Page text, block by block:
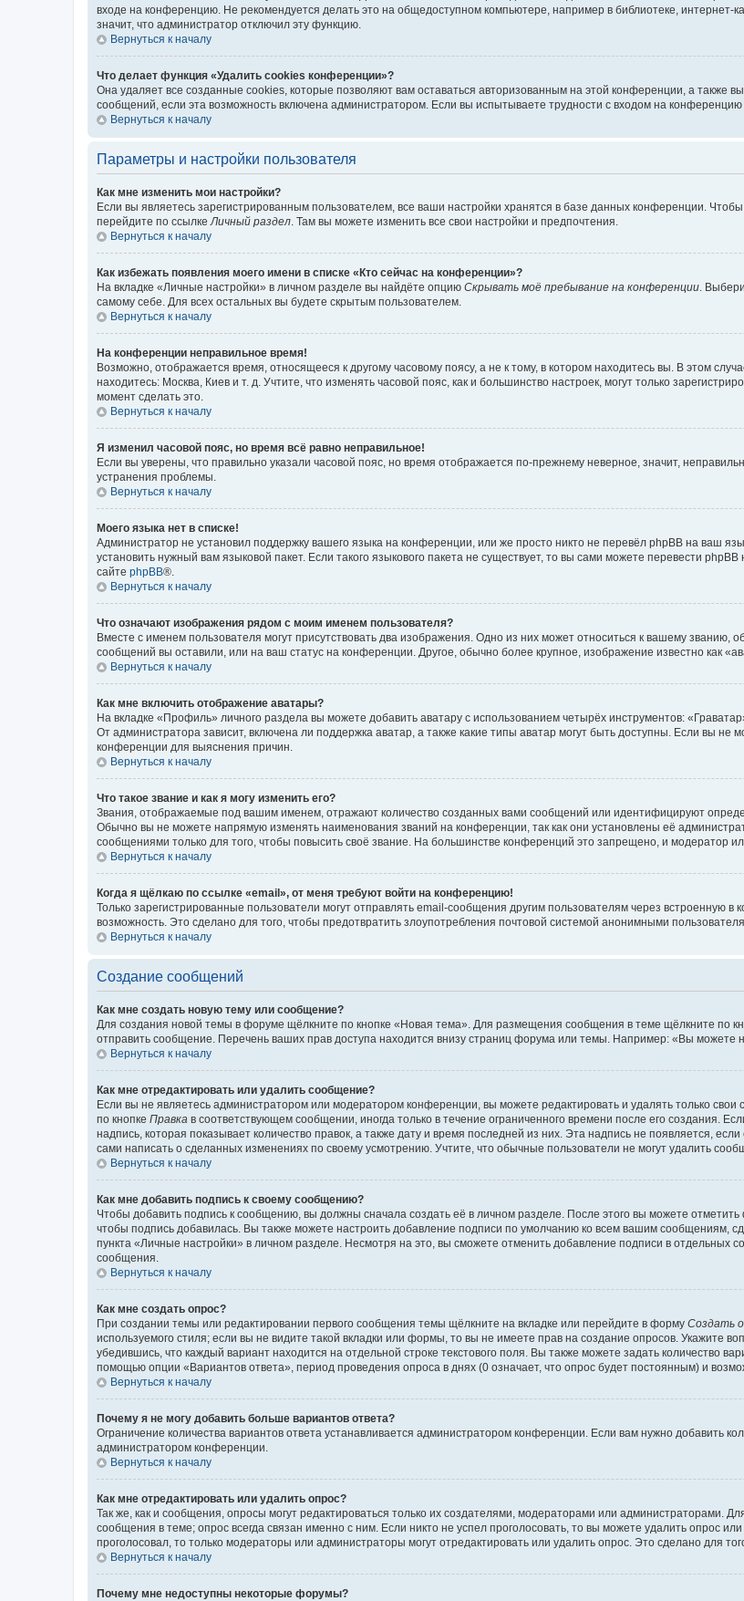
входе на конференцию. Не рекомендуется делать это на общедоступном компьютере, например в библиотеке, интернет-
значит, что администратор отключил эту функцию.
Вернуться к началу
Что делает функция «Удалить cookies конференции»?
Она удаляет все созданные cookies, которые позволяют вам оставаться авторизованным на этой конференции, а также
сообщений, если эта возможность включена администратором. Если вы испытываете трудности с входом на
Вернуться к началу
Параметры и настройки пользователя
Как мне изменить мои настройки?
Если вы являетесь зарегистрированным пользователем, все ваши настройки хранятся в базе данных конференции.
перейдите по ссылке Личный раздел . Там вы можете изменить все свои настройки и предпочтения.
Вернуться к началу
Как избежать появления моего имени в списке «Кто сейчас на конференции»?
На вкладке «Личные настройки» в личном разделе вы найдёте опцию Скрывать моё пребывание на конференции .
самому себе. Для всех остальных вы будете скрытым пользователем.
Вернуться к началу
На конференции неправильное время!
Возможно, отображается время, относящееся к другому часовому поясу, а не к тому, в котором находитесь вы. В этом
находитесь: Москва, Киев и т. д. Учтите, что изменять часовой пояс, как и большинство настроек, могут только
момент сделать это.
Вернуться к началу
Я изменил часовой пояс, но время всё равно неправильное!
Если вы уверены, что правильно указали часовой пояс, но время отображается по-прежнему неверное, значит,
устранения проблемы.
Вернуться к началу
Моего языка нет в списке!
Администратор не установил поддержку вашего языка на конференции, или же просто никто не перевёл phpBB на ваш
установить нужный вам языковой пакет. Если такого языкового пакета не существует, то вы сами можете перевести
сайте phpBB®.
Вернуться к началу
Что означают изображения рядом с моим именем пользователя?
Вместе с именем пользователя могут присутствовать два изображения. Одно из них может относиться к вашему званию,
сообщений вы оставили, или на ваш статус на конференции. Другое, обычно более крупное, изображение известно как
Вернуться к началу
Как мне включить отображение аватары?
На вкладке «Профиль» личного раздела вы можете добавить аватару с использованием четырёх инструментов:
От администратора зависит, включена ли поддержка аватар, а также какие типы аватар могут быть доступны. Если вы не
конференции для выяснения причин.
Вернуться к началу
Что такое звание и как я могу изменить его?
Звания, отображаемые под вашим именем, отражают количество созданных вами сообщений или идентифицируют
Обычно вы не можете напрямую изменять наименования званий на конференции, так как они установлены её
сообщениями только для того, чтобы повысить своё звание. На большинстве конференций это запрещено, и модератор
Вернуться к началу
Когда я щёлкаю по ссылке «email», от меня требуют войти на конференцию!
Только зарегистрированные пользователи могут отправлять email-сообщения другим пользователям через встроенную
возможность. Это сделано для того, чтобы предотвратить злоупотребления почтовой системой анонимными
Вернуться к началу
Создание сообщений
Как мне создать новую тему или сообщение?
Для создания новой темы в форуме щёлкните по кнопке «Новая тема». Для размещения сообщения в теме щёлкните по
отправить сообщение. Перечень ваших прав доступа находится внизу страниц форума или темы. Например: «Вы можете
Вернуться к началу
Как мне отредактировать или удалить сообщение?
Если вы не являетесь администратором или модератором конференции, вы можете редактировать и удалять только
по кнопке Правка в соответствующем сообщении, иногда только в течение ограниченного времени после его создания.
надпись, которая показывает количество правок, а также дату и время последней из них. Эта надпись не появляется,
сами написать о сделанных изменениях по своему усмотрению. Учтите, что обычные пользователи не могут удалить
Вернуться к началу
Как мне добавить подпись к своему сообщению?
Чтобы добавить подпись к сообщению, вы должны сначала создать её в личном разделе. После этого вы можете отметить
чтобы подпись добавилась. Вы также можете настроить добавление подписи по умолчанию ко всем вашим сообщениям,
пункта «Личные настройки» в личном разделе. Несмотря на это, вы сможете отменить добавление подписи в отдельных
сообщения.
Вернуться к началу
Как мне создать опрос?
При создании темы или редактировании первого сообщения темы щёлкните на вкладке или перейдите в форму Создать
используемого стиля; если вы не видите такой вкладки или формы, то вы не имеете прав на создание опросов. Укажите
убедившись, что каждый вариант находится на отдельной строке текстового поля. Вы также можете задать количество
помощью опции «Вариантов ответа», период проведения опроса в днях (0 означает, что опрос будет постоянным) и
Вернуться к началу
Почему я не могу добавить больше вариантов ответа?
Ограничение количества вариантов ответа устанавливается администратором конференции. Если вам нужно добавить
администратором конференции.
Вернуться к началу
Как мне отредактировать или удалить опрос?
Так же, как и сообщения, опросы могут редактироваться только их создателями, модераторами или администраторами.
сообщения в теме; опрос всегда связан именно с ним. Если никто не успел проголосовать, то вы можете удалить опрос
проголосовал, то только модераторы или администраторы могут отредактировать или удалить опрос. Это сделано для
Вернуться к началу
Почему мне недоступны некоторые форумы?